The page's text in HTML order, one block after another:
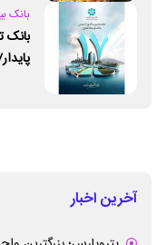
بانک
بانک
آخرین اخبار